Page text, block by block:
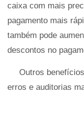
caixa com mais
pagamento mais
também pode
descontos no
Outros
erros e auditorias